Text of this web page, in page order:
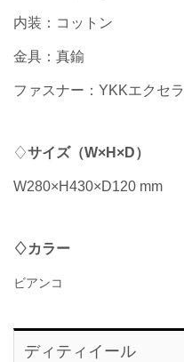
内装：コットン
金具：真鍮
ファスナー：YKKエクセラ
♢サイズ（W×H×D）
W280×H430×D120 mm
♢カラー
ビアンコ
ディティイール